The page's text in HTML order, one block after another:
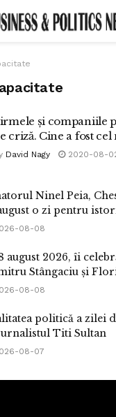
și companiile
criză. Cine a fost cel
David Nagy 2020-08-
Ninel Peia,
o zi pentru
08-08
august 2026, îi
Stângaciu și
08-08
politică a zilei
Titi Sultan
08-07